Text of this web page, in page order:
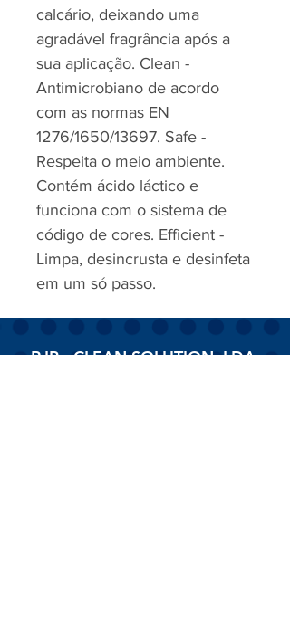
calcário, deixando uma
agradável fragrância após a
sua aplicação. Clean -
Antimicrobiano de acordo
com as normas EN
1276/1650/13697. Safe -
Respeita o meio ambiente.
Contém ácido láctico e
funciona com o sistema de
código de cores. Efficient -
Limpa, desincrusta e desinfeta
em um só passo.
RJP - CLEAN SOLUTION, LDA.